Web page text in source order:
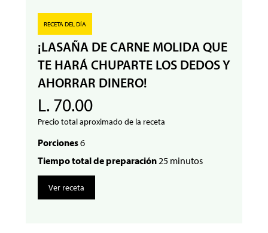
RECETA DEL DÍA
¡LASAÑA DE CARNE MOLIDA QUE
TE HARÁ CHUPARTE LOS DEDOS Y
AHORRAR DINERO!
L. 70.00
Precio total aproximado de la receta
Porciones6
Tiempo total de preparación25 minutos
Ver receta